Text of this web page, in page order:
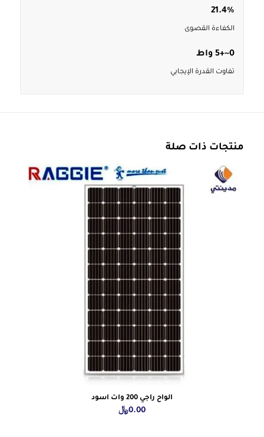
21.4%
الكفاءة القصوى
0~+5 واط
تفاوت القدرة الإيجابي
منتجات ذات صلة
الواح راجي 200 وات اسود
0.00﷼